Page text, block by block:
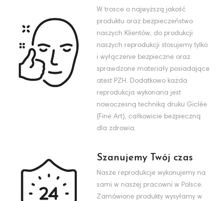
W trosce o najwyższą jakość
produktu oraz bezpieczeństwo
naszych Klientów, do produkcji
naszych reprodukcji stosujemy tylko
i wyłączenie bezpieczne oraz
sprawdzone materiały posiadające
atest PZH. Dodatkowo każda
reprodukcja wykonana jest
nowoczesną techniką druku Giclée
(Fine Art), całkowicie bezpieczną
dla zdrowia.
Szanujemy Twój czas
Nasze reprodukcje wykonujemy na
sami w naszej pracowni w Polsce.
Zamówione produkty wysyłamy w